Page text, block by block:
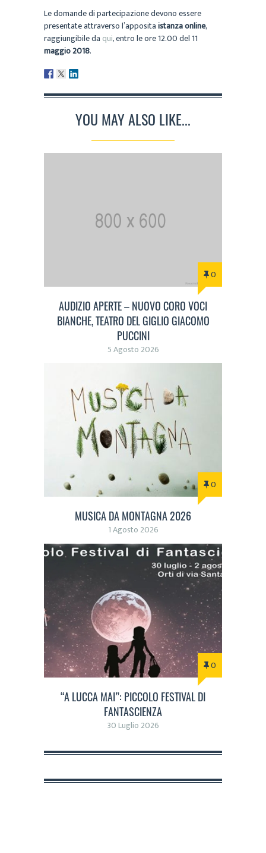
Le domande di partecipazione devono essere
presentate attraverso l’appositaistanza online,
raggiungibile da qui, entro le ore 12.00 del 11
maggio 2018.
YOU MAY ALSO LIKE...
0
AUDIZIO APERTE – NUOVO CORO VOCI
BIANCHE, TEATRO DEL GIGLIO GIACOMO
PUCCINI
5 Agosto 2026
0
MUSICA DA MONTAGNA 2026
1 Agosto 2026
0
“A LUCCA MAI”: PICCOLO FESTIVAL DI
FANTASCIENZA
30 Luglio 2026